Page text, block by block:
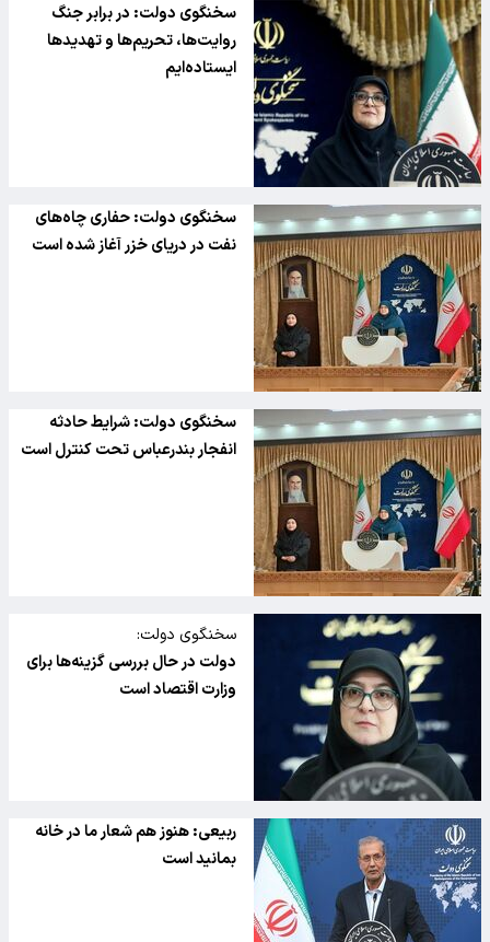
سخنگوی دولت: در برابر جنگ
روایت‌ها، تحریم‌ها و تهدید‌ها
ایستاده‌ایم
سخنگوی دولت: حفاری چاه‌های
نفت در دریای خزر آغاز شده است
سخنگوی دولت: شرایط حادثه
انفجار بندرعباس تحت کنترل است
سخنگوی دولت:
دولت در حال بررسی گزینه‌ها برای
وزارت اقتصاد است
ربیعی: هنوز هم شعار ما در خانه
بمانید است